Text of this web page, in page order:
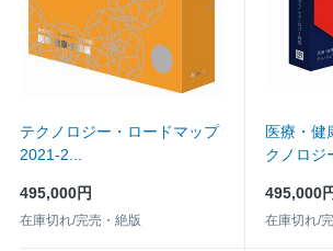
テクノロジー・ロードマップ
2021-2...
495,000円
在庫切れ/完売・絶版
医療・健
クノロジ
495,000
在庫切れ/